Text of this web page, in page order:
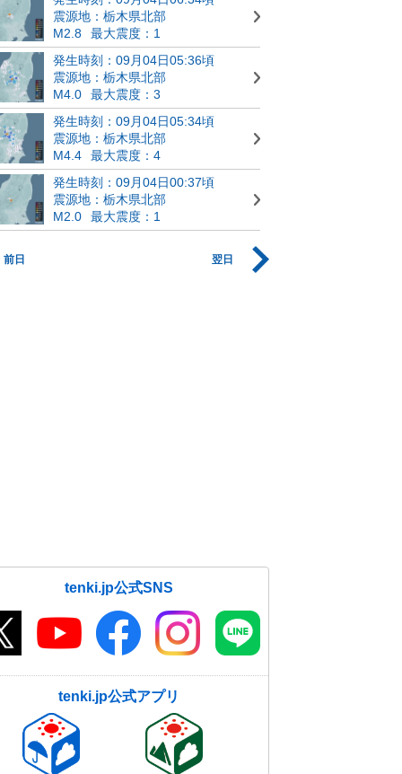
震源地：栃木県北部
M2.8
最大震度：1
発生時刻：09月04日05:36頃
震源地：栃木県北部
M4.0
最大震度：3
発生時刻：09月04日05:34頃
震源地：栃木県北部
M4.4
最大震度：4
発生時刻：09月04日00:37頃
震源地：栃木県北部
M2.0
最大震度：1
前日 翌日
tenki.jp公式SNS
tenki.jp公式アプリ